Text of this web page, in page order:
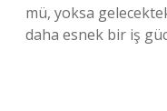
mü, yoksa
daha esnek bir iş